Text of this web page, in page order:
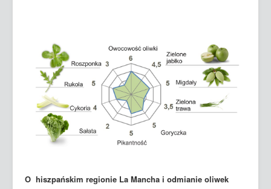
O hiszpańskim regionie La Mancha i odmianie oliwek